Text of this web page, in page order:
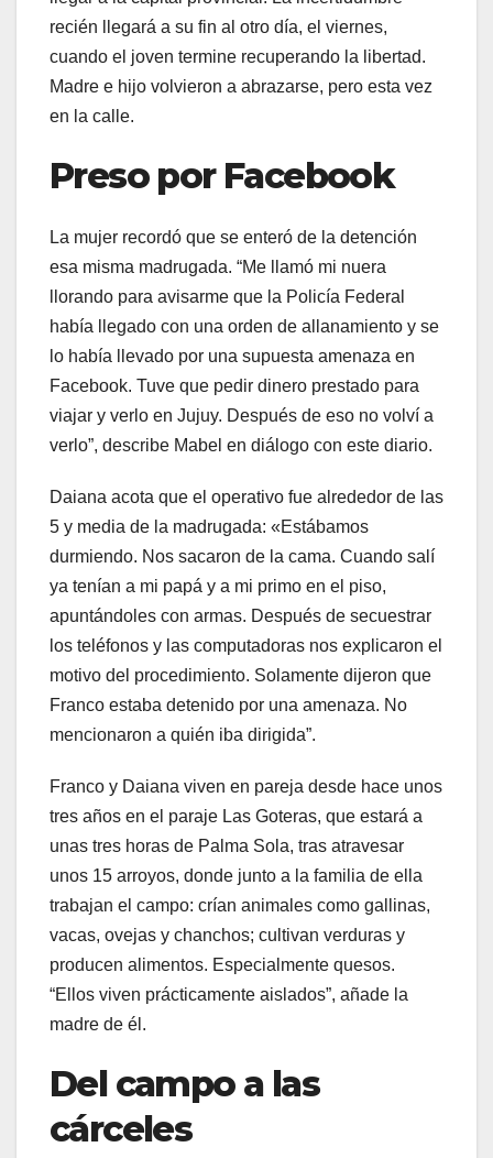
recién llegará a su fin al otro día, el viernes,
cuando el joven termine recuperando la libertad.
Madre e hijo volvieron a abrazarse, pero esta vez
en la calle.
Preso por Facebook
La mujer recordó que se enteró de la detención
esa misma madrugada. “Me llamó mi nuera
llorando para avisarme que la Policía Federal
había llegado con una orden de allanamiento y se
lo había llevado por una supuesta amenaza en
Facebook. Tuve que pedir dinero prestado para
viajar y verlo en Jujuy. Después de eso no volví a
verlo”, describe Mabel en diálogo con este diario.
Daiana acota que el operativo fue alrededor de las
5 y media de la madrugada: «Estábamos
durmiendo. Nos sacaron de la cama. Cuando salí
ya tenían a mi papá y a mi primo en el piso,
apuntándoles con armas. Después de secuestrar
los teléfonos y las computadoras nos explicaron el
motivo del procedimiento. Solamente dijeron que
Franco estaba detenido por una amenaza. No
mencionaron a quién iba dirigida”.
Franco y Daiana viven en pareja desde hace unos
tres años en el paraje Las Goteras, que estará a
unas tres horas de Palma Sola, tras atravesar
unos 15 arroyos, donde junto a la familia de ella
trabajan el campo: crían animales como gallinas,
vacas, ovejas y chanchos; cultivan verduras y
producen alimentos. Especialmente quesos.
“Ellos viven prácticamente aislados”, añade la
madre de él.
Del campo a las
cárceles